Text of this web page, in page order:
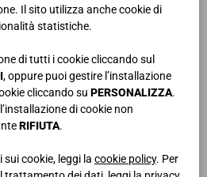
Il sito utilizza anche cookie di
statistiche.
di tutti i cookie cliccando sul
, oppure puoi gestire l’installazione
cliccando su PERSONALIZZA.
di cookie non
RIFIUTA.
cookie, leggi la cookie policy. Per